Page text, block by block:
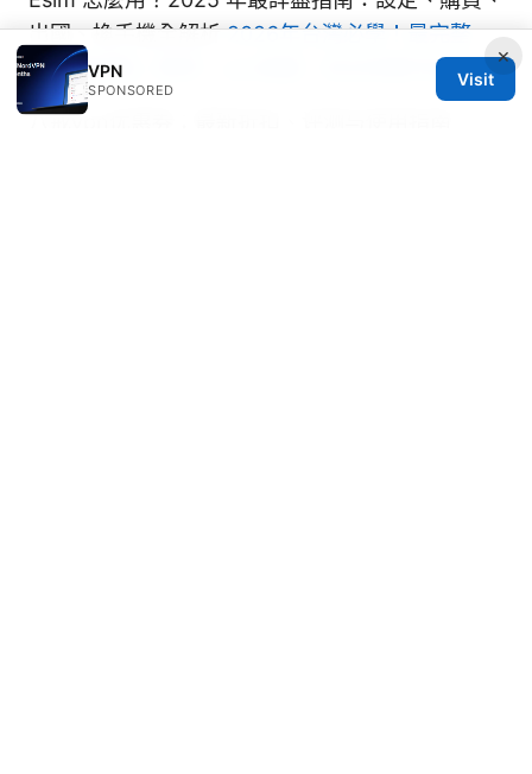
出國、換手機全解析2026年台灣必學！最完整
「翻牆瀏覽」教學：vpn推薦、安全與實作指南
八戒vpn优惠券：最新折扣、评测与使用指南
×
VPN
SPONSORED
Visit